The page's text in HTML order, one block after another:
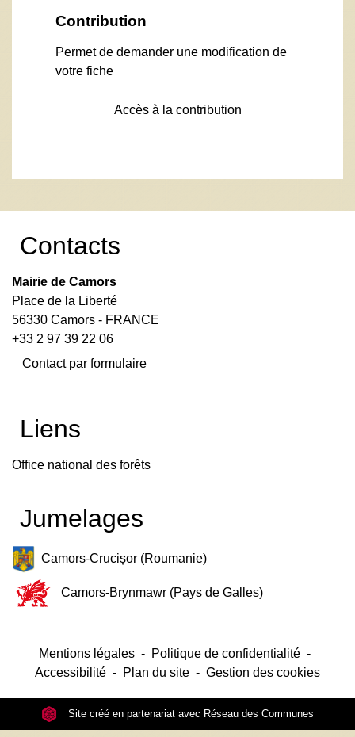
Contribution
Permet de demander une modification de
votre fiche
Accès à la contribution
Contacts
Mairie de Camors
Place de la Liberté
56330 Camors - FRANCE
+33 2 97 39 22 06
Contact par formulaire
Liens
Office national des forêts
Jumelages
Camors-Crucișor (Roumanie)
Camors-Brynmawr (Pays de Galles)
Mentions légales - Politique de confidentialité -
Accessibilité - Plan du site - Gestion des cookies
Site créé en partenariat avec Réseau des Communes